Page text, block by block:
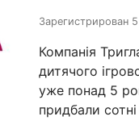
Зарегистрирован
Компанія
дитячого
уже понад 5
придбали сотні